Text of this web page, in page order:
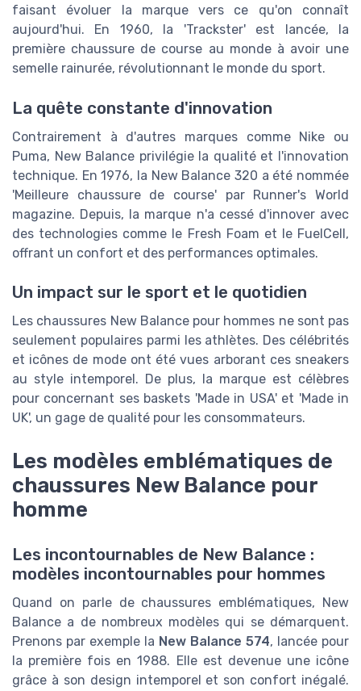
faisant évoluer la marque vers ce qu'on connaît
aujourd'hui. En 1960, la 'Trackster' est lancée, la
première chaussure de course au monde à avoir une
semelle rainurée, révolutionnant le monde du sport.
La quête constante d'innovation
Contrairement à d'autres marques comme Nike ou
Puma, New Balance privilégie la qualité et l'innovation
technique. En 1976, la New Balance 320 a été nommée
'Meilleure chaussure de course' par Runner's World
magazine. Depuis, la marque n'a cessé d'innover avec
des technologies comme le Fresh Foam et le FuelCell,
offrant un confort et des performances optimales.
Un impact sur le sport et le quotidien
Les chaussures New Balance pour hommes ne sont pas
seulement populaires parmi les athlètes. Des célébrités
et icônes de mode ont été vues arborant ces sneakers
au style intemporel. De plus, la marque est célèbres
pour concernant ses baskets 'Made in USA' et 'Made in
UK', un gage de qualité pour les consommateurs.
Les modèles emblématiques de
chaussures New Balance pour
homme
Les incontournables de New Balance :
modèles incontournables pour hommes
Quand on parle de chaussures emblématiques, New
Balance a de nombreux modèles qui se démarquent.
Prenons par exemple la New Balance 574, lancée pour
la première fois en 1988. Elle est devenue une icône
grâce à son design intemporel et son confort inégalé.